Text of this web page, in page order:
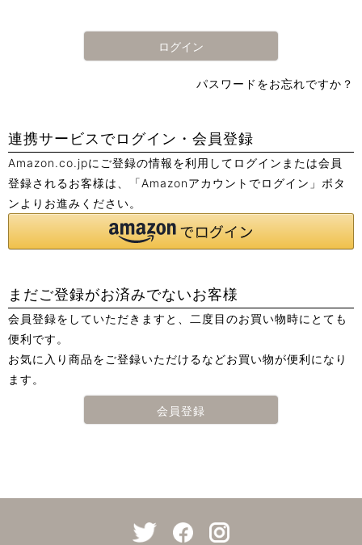
ログイン
パスワードをお忘れですか？
連携サービスでログイン・会員登録
Amazon.co.jpにご登録の情報を利用してログインまたは会員
登録されるお客様は、「Amazonアカウントでログイン」ボタ
ンよりお進みください。
まだご登録がお済みでないお客様
会員登録をしていただきますと、二度目のお買い物時にとても
便利です。
お気に入り商品をご登録いただけるなどお買い物が便利になり
ます。
会員登録